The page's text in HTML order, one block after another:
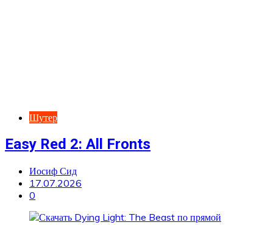
Шутер
Easy Red 2: All Fronts
Иосиф Сид
17.07.2026
0